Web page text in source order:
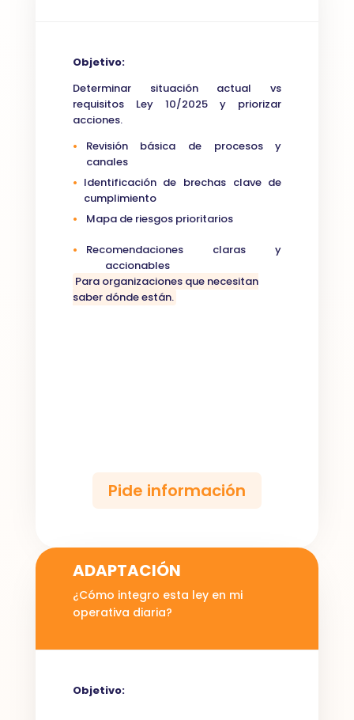
Objetivo:
Determinar situación actual vs
requisitos Ley 10/2025 y priorizar
acciones.
•
Revisión básica de procesos y
canales
• Identificación de brechas clave de
cumplimiento
•
Mapa de riesgos prioritarios
• Recomendaciones claras y
accionables
Para organizaciones que necesitan
saber dónde están.
Pide información
ADAPTACIÓN
¿Cómo integro esta ley en mi
operativa diaria?
Objetivo: